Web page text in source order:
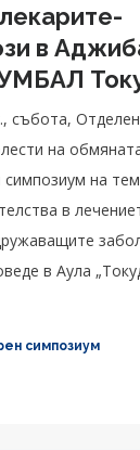
в
събота,
на
на
в
в Аула
симпозиум